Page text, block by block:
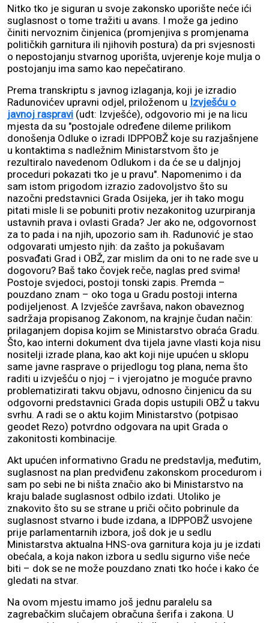
Nitko tko je siguran u svoje zakonsko uporište neće ići
suglasnost o tome tražiti u avans. I može ga jedino
činiti nervoznim činjenica (promjenjiva s promjenama
političkih garnitura ili njihovih postura) da pri svjesnosti
o nepostojanju stvarnog uporišta, uvjerenje koje mulja o
postojanju ima samo kao nepečatirano.
Prema transkriptu s javnog izlaganja, koji je izradio
Radunovićev upravni odjel, priloženom u Izvješću o
javnoj raspravi (udt: Izvješće), odgovorio mi je na licu
mjesta da su "postojale određene dileme prilikom
donošenja Odluke o izradi IDPPOBŽ koje su razjašnjene
u kontaktima s nadležnim Ministarstvom što je
rezultiralo navedenom Odlukom i da će se u daljnjoj
proceduri pokazati tko je u pravu". Napomenimo i da
sam istom prigodom izrazio zadovoljstvo što su
nazočni predstavnici Grada Osijeka, jer ih tako mogu
pitati misle li se pobuniti protiv nezakonitog uzurpiranja
ustavnih prava i ovlasti Grada? Jer ako ne, odgovornost
za to pada i na njih, upozorio sam ih. Radunović je stao
odgovarati umjesto njih: da zašto ja pokušavam
posvađati Grad i OBŽ, zar mislim da oni to ne rade sve u
dogovoru? Baš tako čovjek reče, naglas pred svima!
Postoje svjedoci, postoji tonski zapis. Premda –
pouzdano znam – oko toga u Gradu postoji interna
podijeljenost. A Izvješće završava, nakon obaveznog
sadržaja propisanog Zakonom, na krajnje čudan način:
prilaganjem dopisa kojim se Ministarstvo obraća Gradu.
Što, kao interni dokument dva tijela javne vlasti koja nisu
nositelji izrade plana, kao akt koji nije upućen u sklopu
same javne rasprave o prijedlogu tog plana, nema što
raditi u izvješću o njoj – i vjerojatno je moguće pravno
problematizirati takvu objavu, odnosno činjenicu da su
odgovorni predstavnici Grada dopis ustupili OBŽ u takvu
svrhu. A radi se o aktu kojim Ministarstvo (potpisao
geodet Rezo) potvrdno odgovara na upit Grada o
zakonitosti kombinacije.
Akt upućen informativno Gradu ne predstavlja, međutim,
suglasnost na plan predviđenu zakonskom procedurom i
sam po sebi ne bi ništa značio ako bi Ministarstvo na
kraju balade suglasnost odbilo izdati. Utoliko je
znakovito što su se strane u priči očito pobrinule da
suglasnost stvarno i bude izdana, a IDPPOBŽ usvojene
prije parlamentarnih izbora, još dok je u sedlu
Ministarstva aktualna HNS-ova garnitura koja ju je izdati
obećala, a koja nakon izbora u sedlu sigurno više neće
biti – dok se ne može pouzdano znati tko hoće i kako će
gledati na stvar.
Na ovom mjestu imamo još jednu paralelu sa
zagrebačkim slučajem obračuna šerifa i zakona. U